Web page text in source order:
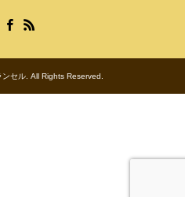
ンセル. All Rights Reserved.